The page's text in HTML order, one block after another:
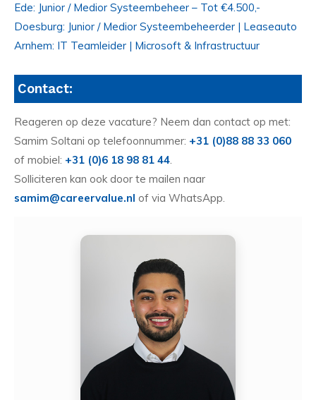
Ede: Junior / Medior Systeembeheer – Tot €4.500,-
Doesburg: Junior / Medior Systeembeheerder | Leaseauto
Arnhem: IT Teamleider | Microsoft & Infrastructuur
Contact:
Reageren op deze vacature? Neem dan contact op met:
Samim Soltani op telefoonnummer: +31 (0)88 88 33 060
of mobiel: +31 (0)6 18 98 81 44.
Solliciteren kan ook door te mailen naar
samim@careervalue.nl of via WhatsApp.